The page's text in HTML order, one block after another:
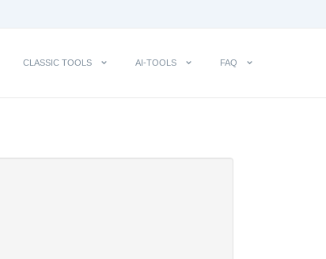
CLASSIC TOOLS AI-TOOLS FAQ